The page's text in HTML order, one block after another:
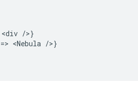
<div />}
=> <Nebula />}